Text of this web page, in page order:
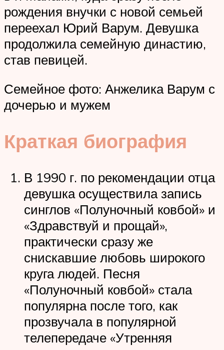
рождения внучки с новой семьей
переехал Юрий Варум. Девушка
продолжила семейную династию,
став певицей.
Семейное фото: Анжелика Варум с
дочерью и мужем
Краткая биография
В 1990 г. по рекомендации отца
девушка осуществила запись
синглов «Полуночный ковбой» и
«Здравствуй и прощай»,
практически сразу же
снискавшие любовь широкого
круга людей. Песня
«Полуночный ковбой» стала
популярна после того, как
прозвучала в популярной
телепередаче «Утренняя